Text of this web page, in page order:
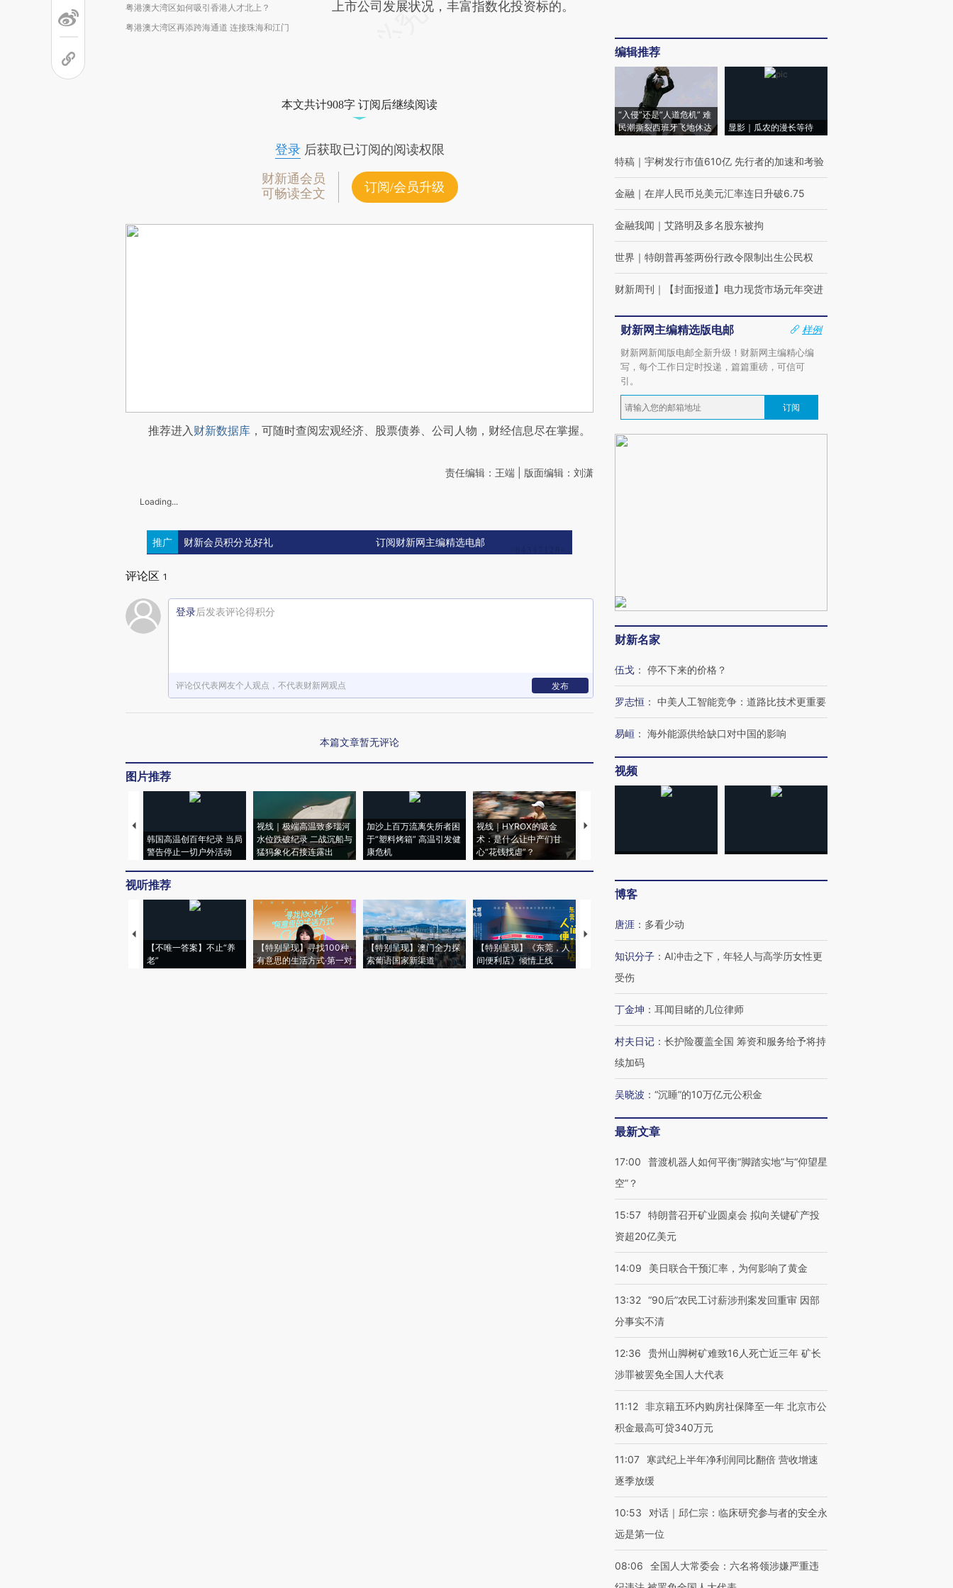
粤港澳大湾区如何吸引香港人才北上？
粤港澳大湾区再添跨海通道 连接珠海和江门
上市公司发展状况，丰富指数化投资标的。
本文共计908字 订阅后继续阅读
登录后获取已订阅的阅读权限
财新通会员
可畅读全文
订阅/会员升级
推荐进入财新数据库 ，可随时查阅宏观经济、股票债券、公司人物，财经信息尽在掌握。
责任编辑：王端 | 版面编辑：刘潇
Loading...
推广 财新会员积分兑好礼 订阅财新网主编精选电邮
评论区 1
登录后发表评论得积分
评论仅代表网友个人观点，不代表财新网观点 发布
本篇文章暂无评论
图片推荐
韩国高温创百年纪录 当局
警告停止一切户外活动
视线｜极端高温致多瑙河
水位跌破纪录 二战沉船与
猛犸象化石接连露出
加沙上百万流离失所者困
于“塑料烤箱” 高温引发健
康危机
视线｜HYROX的吸金
术：是什么让中产们甘
心“花钱找虐”？
马航飞行员跨国走私7万
育部长拱下台
飞地休达
视听推荐
【不唯一答案】不止“养
老”
【特别呈现】寻找100种
有意思的生活方式·第一对
【特别呈现】澳门全力探
索葡语国家新渠道
【特别呈现】《东莞，人
间便利店》倾情上线
【推广】走进第四届链博
有意思的生活方式·第三对
住三大增长引擎是什么？
编辑推荐
“入侵”还是“人道危机” 难
民潮撕裂西班牙飞地休达
显影｜瓜农的漫长等待
特稿 ｜ 宇树发行市值610亿 先行者的加速和考验
金融 ｜ 在岸人民币兑美元汇率连日升破6.75
金融我闻 ｜ 艾路明及多名股东被拘
世界 ｜ 特朗普再签两份行政令限制出生公民权
财新周刊 ｜ 【封面报道】电力现货市场元年突进
财新网主编精选版电邮
样例
财新网新闻版电邮全新升级！财新网主编精心编
写，每个工作日定时投递，篇篇重磅，可信可
引。
订阅
财新名家
伍戈 ： 停不下来的价格？
罗志恒 ： 中美人工智能竞争：道路比技术更重要
易峘 ： 海外能源供给缺口对中国的影响
视频
博客
唐涯 ： 多看少动
知识分子 ： AI冲击之下，年轻人与高学历女性更
受伤
丁金坤 ： 耳闻目睹的几位律师
村夫日记 ： 长护险覆盖全国 筹资和服务给予将持
续加码
吴晓波 ： “沉睡”的10万亿元公积金
最新文章
17:00
普渡机器人如何平衡“脚踏实地”与“仰望星
空”？
15:57 特朗普召开矿业圆桌会 拟向关键矿产投
资超20亿美元
14:09 美日联合干预汇率，为何影响了黄金
13:32 “90后”农民工讨薪涉刑案发回重审 因部
分事实不清
12:36
贵州山脚树矿难致16人死亡近三年 矿长
涉罪被罢免全国人大代表
11:12 非京籍五环内购房社保降至一年 北京市公
积金最高可贷340万元
11:07
寒武纪上半年净利润同比翻倍 营收增速
逐季放缓
10:53
对话｜邱仁宗：临床研究参与者的安全永
远是第一位
08:06
全国人大常委会：六名将领涉嫌严重违